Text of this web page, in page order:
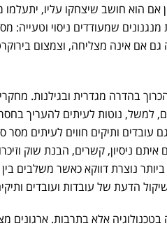
אם הוא חושב שיצחקו עליו, יתעלמו
שמעודדים ניסוי וטעייה:
גם אם אינה מצליחה, וצמצום
בהדרה מגדרית ובגילנות.
למשל, נוטות לעיתים להעריך
עובדים ותיקים חווים לעיתים מסר
ניסיון, קשרים, הבנת שוק
נוצרת דווקא כאשר משלבים
הדעת של עובדות ועובדים
אלא בתרבות. ארגונים